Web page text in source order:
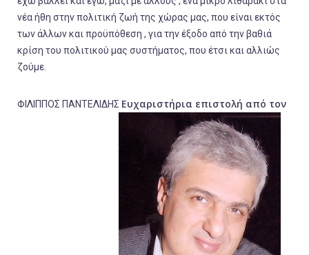
νέα ήθη στην πολιτική ζωή της χώρας μας, που είναι εκτός
των άλλων και προϋπόθεση , για την έξοδο από την βαθιά
κρίση του πολιτικού μας συστήματος, που έτσι και αλλιώς
ζούμε.
ΦΙΛΙΠΠΟΣ ΠΑΝΤΕΛΙΔΗΣ Ευχαριστήρια επιστολή από τον